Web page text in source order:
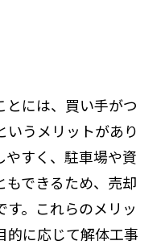
とには、買い手がつ
いうメリットがあり
やすく、駐車場や資
もできるため、売却
。これらのメリッ
的に応じて解体工事